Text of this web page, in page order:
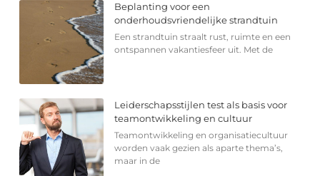
Beplanting voor een
onderhoudsvriendelijke strandtuin
Een strandtuin straalt rust, ruimte en een
ontspannen vakantiesfeer uit. Met de
Leiderschapsstijlen test als basis voor
teamontwikkeling en cultuur
Teamontwikkeling en organisatiecultuur
worden vaak gezien als aparte thema’s,
maar in de